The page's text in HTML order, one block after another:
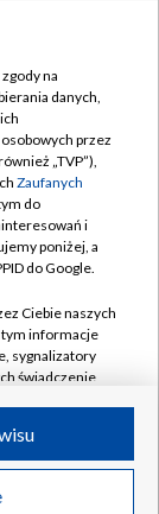
na
danych,
przez
„TVP”),
Zaufanych
do
i
poniżej, a
do Google.
Ciebie naszych
tym informacje
sygnalizatory
świadczenie
Ciebie
identyfikatory